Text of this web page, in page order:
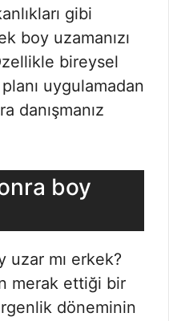
gibi
boy uzamanızı
bireysel
uygulamadan
danışmanız
boy
uzar mı erkek?
merak ettiği bir
döneminin